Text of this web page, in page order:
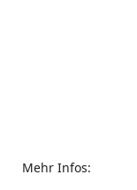
Mehr Infos: